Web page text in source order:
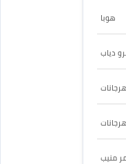
هوبا
دياب
منيب